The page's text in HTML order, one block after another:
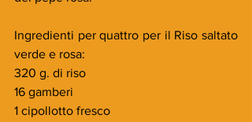
Ingredienti per quattro per il Riso saltato
verde e rosa:
320 g. di riso
16 gamberi
1 cipollotto fresco